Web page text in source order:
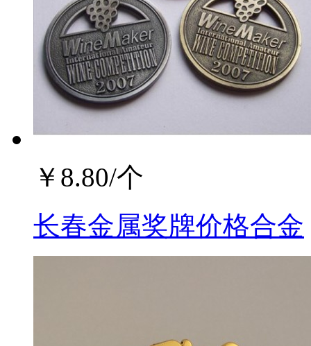
￥ 8.80/个
长春金属奖牌价格合金